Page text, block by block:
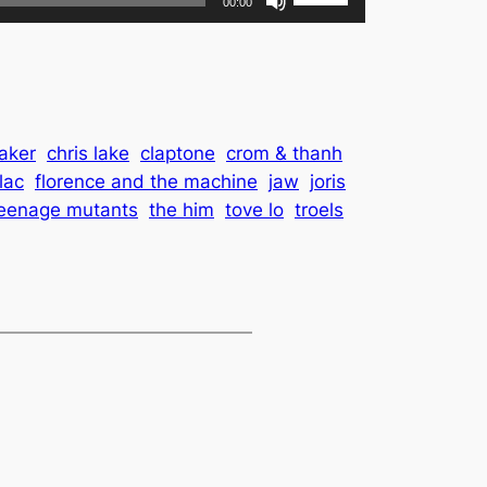
les
ou
diminuer
le
chris lake claptone crom & thanh
florence and the machine jaw joris
mutants the him tove lo troels